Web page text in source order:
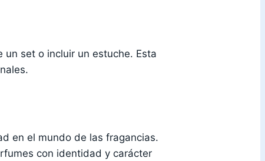
set o incluir un estuche. Esta
en el mundo de las fragancias.
con identidad y carácter